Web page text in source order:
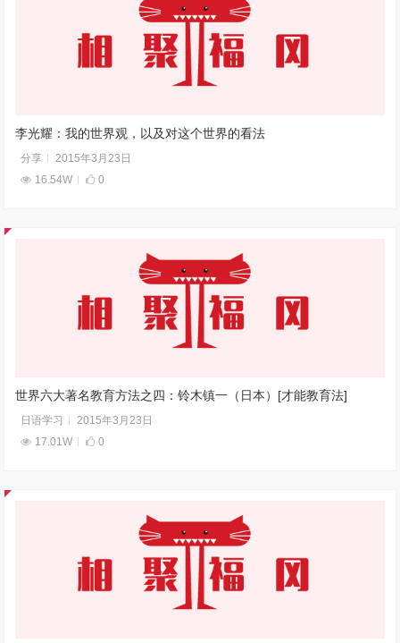
李光耀：我的世界观，以及对这个世界的看法
分享
2015年3月23日
16.54W
0
世界六大著名教育方法之四：铃木镇一（日本）[才能教育法]
日语学习
2015年3月23日
17.01W
0